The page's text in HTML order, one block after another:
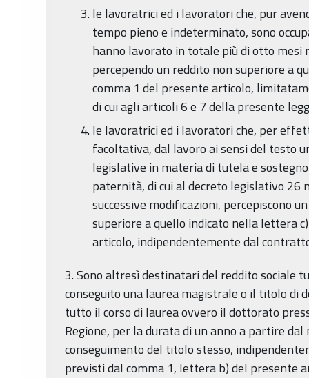
le lavoratrici ed i lavoratori che, pur
tempo pieno e indeterminato, sono
hanno lavorato in totale più di otto mesi
percependo un reddito non superiore a
comma 1 del presente articolo,
di cui agli articoli 6 e 7 della presente
le lavoratrici ed i lavoratori che, per
facoltativa, dal lavoro ai sensi del testo
legislative in materia di tutela e
paternità, di cui al decreto legislativo 26
successive modificazioni, percepiscono
superiore a quello indicato nella lettera
articolo, indipendentemente dal
3. Sono altresì destinatari del reddito sociale
conseguito una laurea magistrale o il titolo di
tutto il corso di laurea ovvero il dottorato
Regione, per la durata di un anno a partire dal
conseguimento del titolo stesso,
previsti dal comma 1, lettera b) del presente